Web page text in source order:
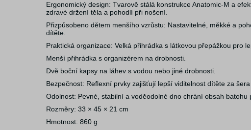
Ergonomický design: Tvarově stálá konstrukce Anatomic-M a
zdravé držení těla a pohodlí při nošení.
Přizpůsobeno dětem menšího vzrůstu: Nastavitelné, měkké a
dítěte.
Praktická organizace: Velká přihrádka s látkovou přepážkou pro
Menší přihrádka s organizérem na drobnosti.
Dvě boční kapsy na láhev s vodou nebo jiné drobnosti.
Bezpečnost: Reflexní prvky zajišťují lepší viditelnost dítěte za šera
Odolnost: Pevné, stabilní a voděodolné dno chrání obsah batohu
Rozměry: 33 × 45 × 21 cm
Hmotnost: 860 g